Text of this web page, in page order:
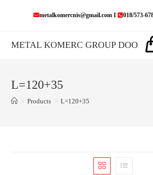
metalkomercnis@gmail.com I 018/573-
METAL KOMERC GROUP DOO
L=120+35
> Products > L=120+35